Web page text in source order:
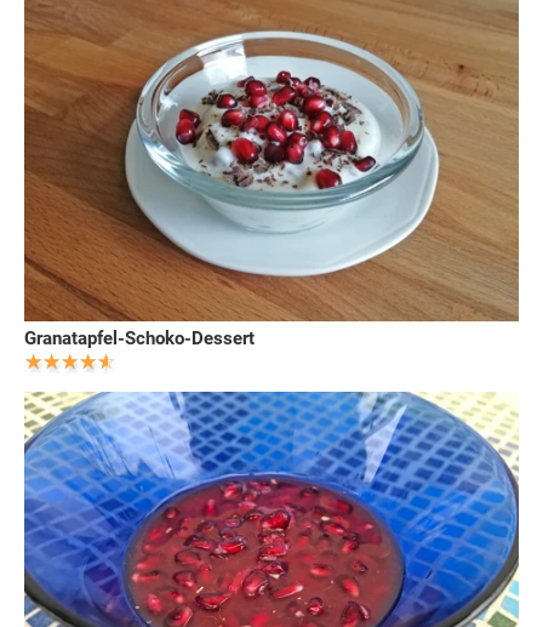
Granatapfel-Schoko-Dessert